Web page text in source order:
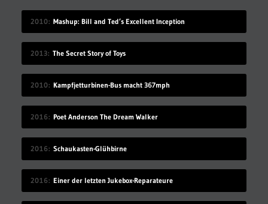
2010 Mashup: Bill and Ted’s Excellent Inception
2013 The Secret Story of Toys
2010 Kampfjetturbinen-Bus macht 367mph
2016 Poet Anderson The Dream Walker
2016 Schaukasten-Glühbirne
2016 Einer der letzten Jukebox-Reparateure